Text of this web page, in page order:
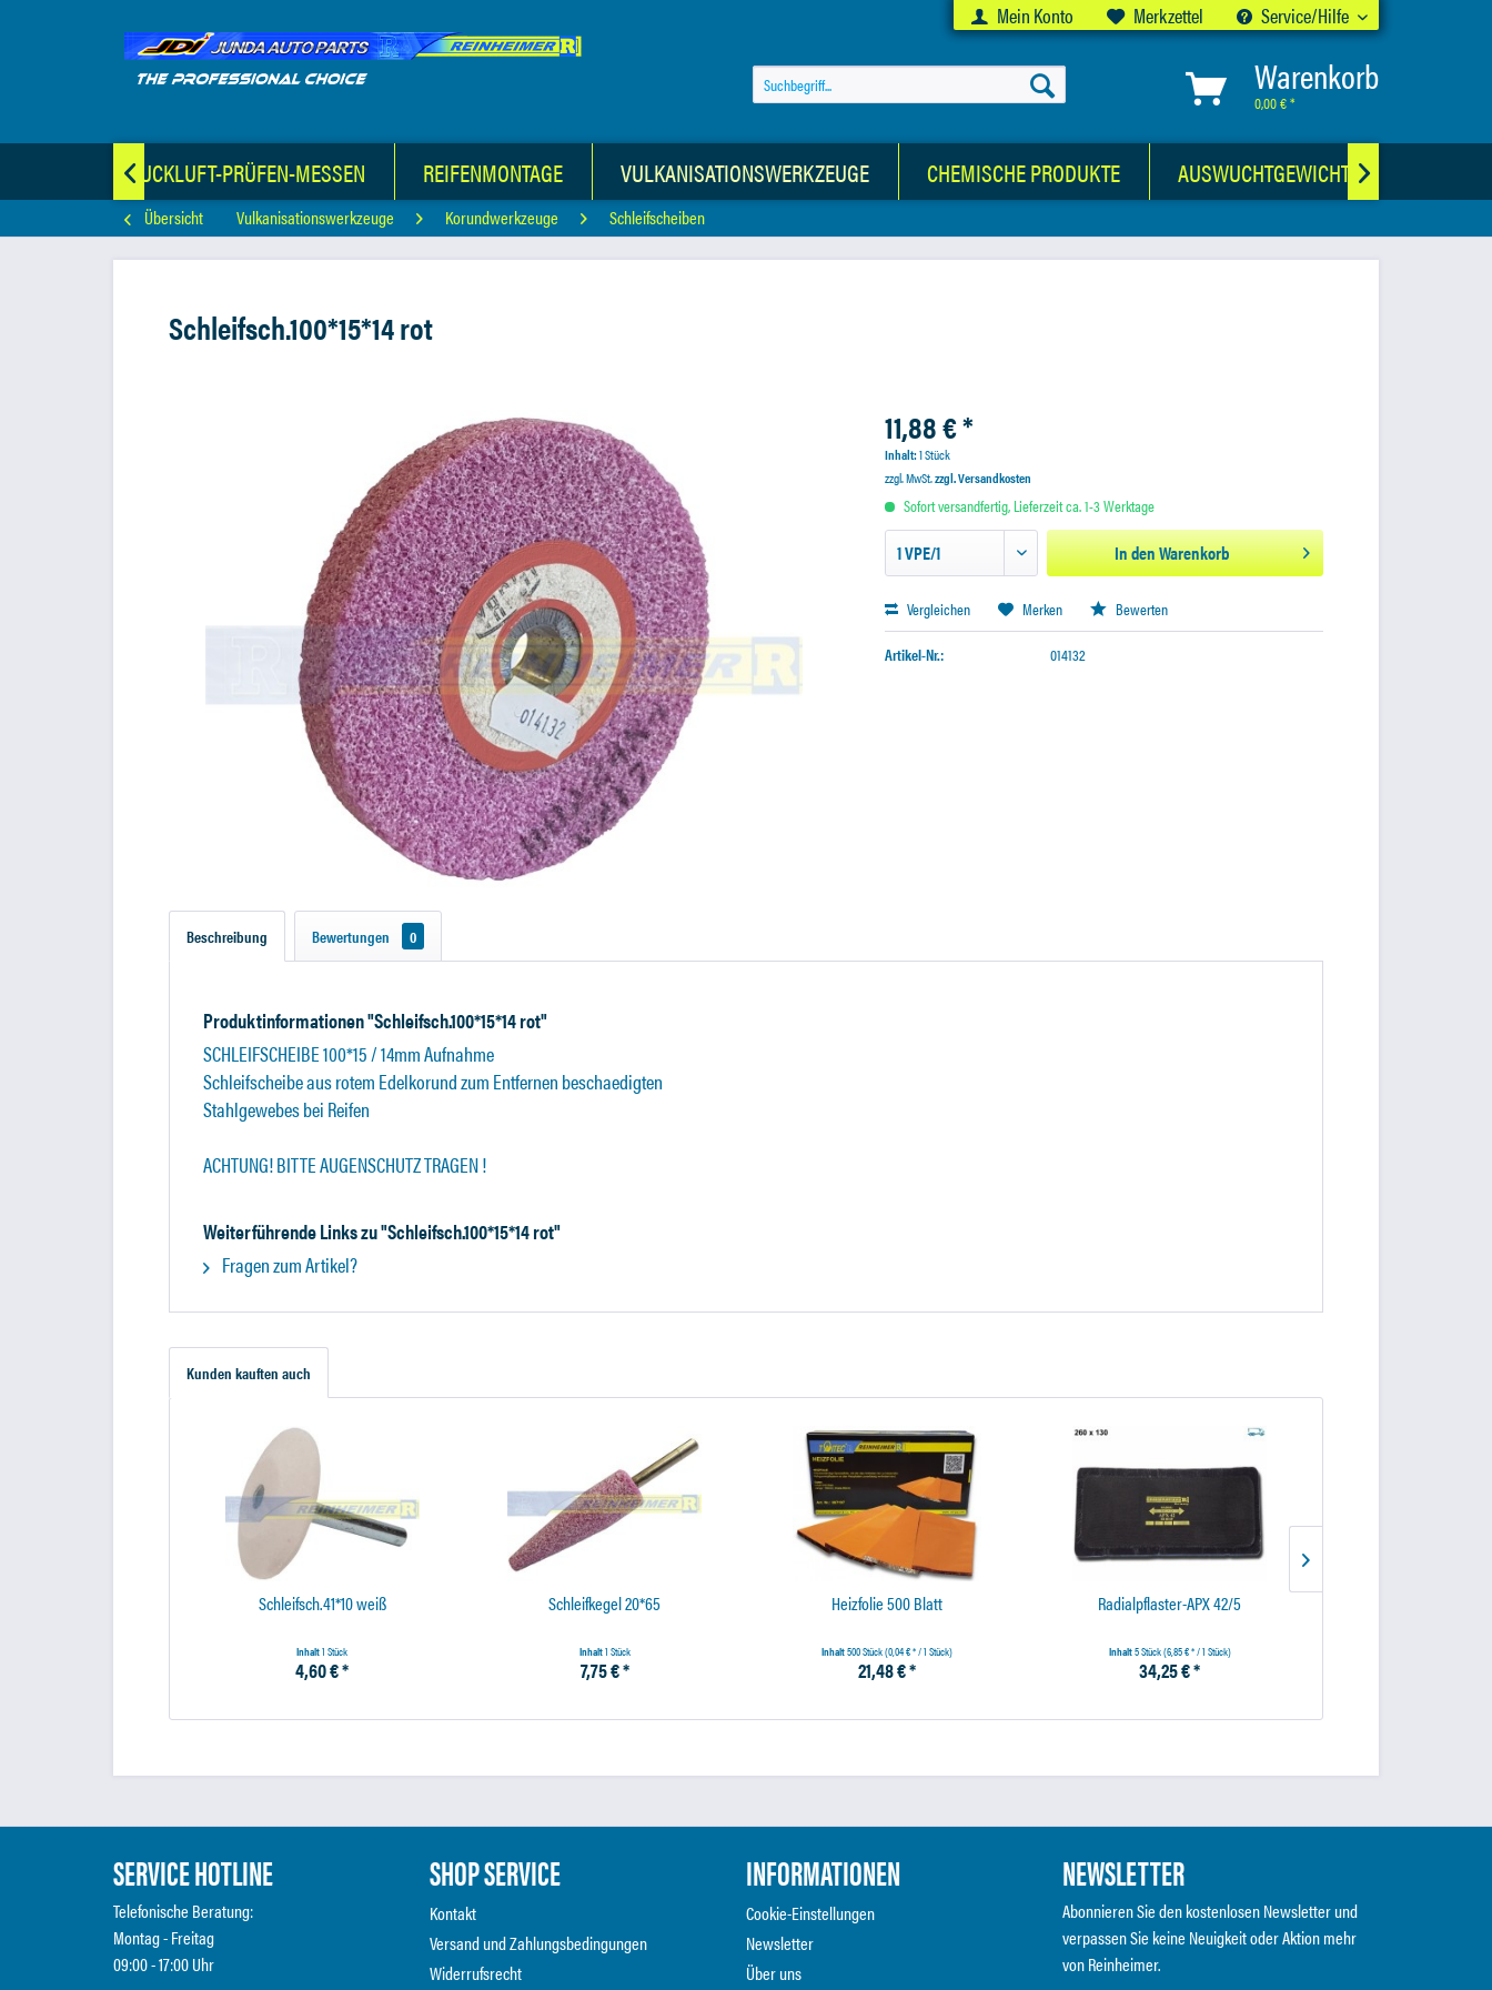
Mein Konto Merkzettel Service/Hilfe
Warenkorb
0,00 € *
DRUCKLUFT-PRÜFEN-MESSEN REIFENMONTAGE VULKANISATIONSWERKZEUGE CHEMISCHE PRODUKTE AUSWUCHTGEWICHTE
 
Übersicht Vulkanisationswerkzeuge Korundwerkzeuge Schleifscheiben
Schleifsch.100*15*14 rot
11,88 € *
Inhalt:1 Stück
zzgl. MwSt.zzgl. Versandkosten
Sofort versandfertig, Lieferzeit ca. 1-3 Werktage
In denWarenkorb
Vergleichen Merken Bewerten
Artikel-Nr.: 014132
Beschreibung Bewertungen 0
Produktinformationen "Schleifsch.100*15*14 rot"
SCHLEIFSCHEIBE 100*15 / 14mm Aufnahme
Schleifscheibe aus rotem Edelkorund zum Entfernen beschaedigten
Stahlgewebes bei Reifen
ACHTUNG! BITTE AUGENSCHUTZ TRAGEN !
Weiterführende Links zu "Schleifsch.100*15*14 rot"
Fragen zum Artikel?
Kunden kauften auch
Schleifsch.41*10 weiß
Inhalt1 Stück
4,60 € *
Schleifkegel 20*65
Inhalt1 Stück
7,75 € *
Heizfolie 500 Blatt
Inhalt500 Stück(0,04 € * / 1 Stück)
21,48 € *
Radialpflaster-APX 42/5
Inhalt5 Stück(6,85 € * / 1 Stück)
34,25 € *
SERVICE HOTLINE
Telefonische Beratung:
Montag - Freitag
09:00 - 17:00 Uhr
SHOP SERVICE
Kontakt
Versand und Zahlungsbedingungen
Widerrufsrecht
INFORMATIONEN
Cookie-Einstellungen
Newsletter
Über uns
NEWSLETTER
Abonnieren Sie den kostenlosen Newsletter und
verpassen Sie keine Neuigkeit oder Aktion mehr
von Reinheimer.